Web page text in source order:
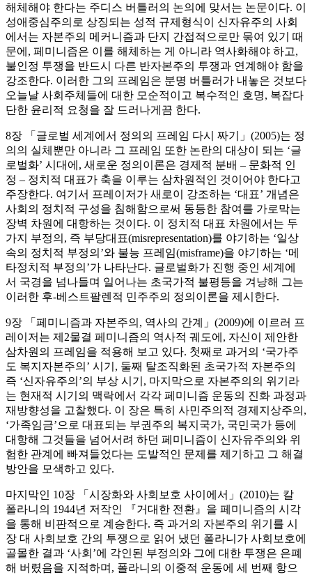
해체해야 한다는 주디스 버틀러의 논의에 맞서는 논문이다. 이
성애중심주의로 상징되는 성적 규제형식이 신자유주의 사회
에서는 자본주의 메커니즘과 단지 간접적으로만 묶여 있기 때
문에, 페미니즘은 이를 해체하는 게 아니라 역사화해야 하고,
불인정 투쟁을 반드시 다른 반자본주의 투쟁과 연계해야 함을
강조한다. 이러한 그의 프레임은 분명 버틀러가 내놓은 것보다
오늘날 사회주체들에 대한 모순적이고 복수적인 호명, 복잡다
단한 윤리적 요청을 잘 드러나게끔 한다.
8장 「글로벌 세계에서 정의의 프레임 다시 짜기」(2005)는 정
의의 실체뿐만 아니라 그 프레임 또한 논란의 대상이 되는 ‘글
로벌화’ 시대에, 새로운 정의이론은 경제적 분배 – 문화적 인
정 – 정치적 대표가 축을 이루는 삼차원적인 것이어야 한다고
주장한다. 여기서 프레이저가 새로이 강조하는 ‘대표’ 개념은
사회의 정치적 구성을 침해함으로써 동등한 참여를 가로막는
장벽 차원에 대항하는 것이다. 이 정치적 대표 차원에서는 두
가지 부정의, 즉 부당대표(misrepresentation)를 야기하는 ‘일상
속의 정치적 부정의’와 불능 프레임(misframe)을 야기하는 ‘메
타정치적 부정의’가 나타난다. 글로벌화가 진행 중인 세계에
서 국경을 넘나들며 일어나는 초국가적 불평등을 겨냥해 그는
이러한 후-베스트팔렌적 민주주의 정의이론을 제시한다.
9장 「페미니즘과 자본주의, 역사의 간계」(2009)에 이르러 프
레이저는 제2물결 페미니즘의 역사적 궤도에, 자신이 제안한
삼차원의 프레임을 적용해 보고 있다. 첫째로 과거의 ‘국가주
도 복지자본주의’ 시기, 둘째 탈조직화된 초국가적 자본주의
즉 ‘신자유주의’의 부상 시기, 마지막으로 자본주의의 위기라
는 현재적 시기의 맥락에서 각각 페미니즘 운동의 진화 과정과
재방향성을 고찰했다. 이 장은 특히 사민주의적 경제지상주의,
‘가족임금’으로 대표되는 부권주의 복지국가, 국민국가 등에
대항해 그것들을 넘어서려 하던 페미니즘이 신자유주의와 위
험한 관계에 빠져들었다는 도발적인 문제를 제기하고 그 해결
방안을 모색하고 있다.
마지막인 10장 「시장화와 사회보호 사이에서」(2010)는 칼
폴라니의 1944년 저작인 『거대한 전환』을 페미니즘의 시각
을 통해 비판적으로 계승한다. 즉 과거의 자본주의 위기를 시
장 대 사회보호 간의 투쟁으로 읽어 냈던 폴라니가 사회보호에
골몰한 결과 ‘사회’에 각인된 부정의와 그에 대한 투쟁은 은폐
해 버렸음을 지적하며, 폴라니의 이중적 운동에 세 번째 항으